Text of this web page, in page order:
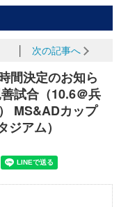
次の記事へ
間決定のお知ら
試合（10.6＠兵
MS&ADカップ
アム）